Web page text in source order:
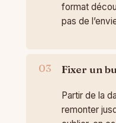
format
pas de
Fixer un
Partir de la
remonter